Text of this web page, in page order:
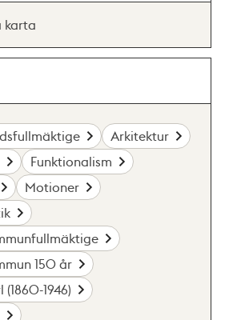
karta
Arkitektur
Funktionalism
Motioner
150 år
1946)